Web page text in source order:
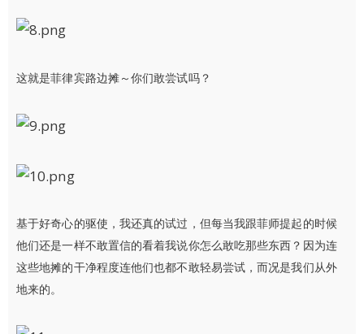
这就是菲律宾路边摊～你们敢尝试吗？
基于好奇心的驱使，我还真的试过，但每当我跟菲师提起的时候
他们还是一样不敢置信的看着我说你怎么敢吃那些东西？因为连
这些地摊的干净程度连他们也都不敢轻易尝试，而况是我们从外
地来的。